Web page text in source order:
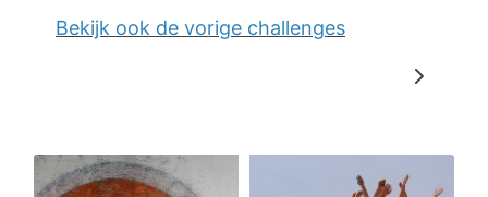
Bekijk ook de vorige challenges